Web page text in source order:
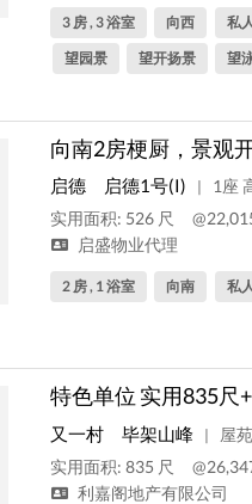
3 房 , 3 浴室 向西 私
望园景
望开扬景 望
向南2房梗厨，景观
启德 启德1号(I) |
1座
实用面积: 526 尺
启盛物业代理
2 房 , 1 浴室 向南 私
特色单位 实用835尺
又一村 毕架山峰 |
屋
实用面积: 835 尺
利嘉阁地产有限公司